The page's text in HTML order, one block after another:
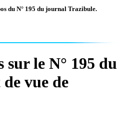
du N° 195 du journal Trazibule.
sur le N° 195 du
vue de